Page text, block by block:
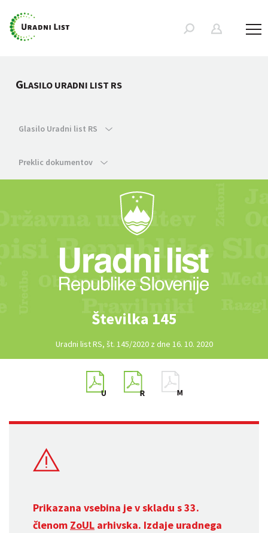
GLASILO URADNI LIST RS
Glasilo Uradni list RS
Preklic dokumentov
Številka 145
Uradni list RS, št. 145/2020 z dne 16. 10. 2020
Prikazana vsebina je v skladu s 33.
členom ZoUL arhivska. Izdaje uradnega